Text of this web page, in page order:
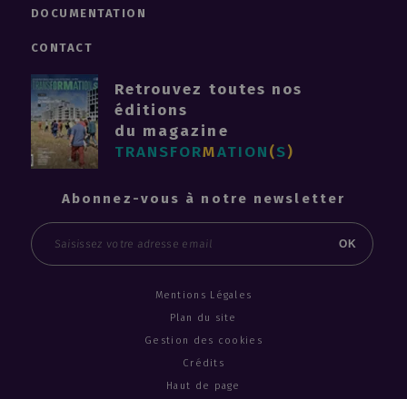
DOCUMENTATION
CONTACT
Retrouvez toutes nos
éditions
du magazine
TRANSFORMATION(S)
Abonnez-vous à notre newsletter
Email
OK
Mentions Légales
Plan du site
Gestion des cookies
Crédits
Haut de page